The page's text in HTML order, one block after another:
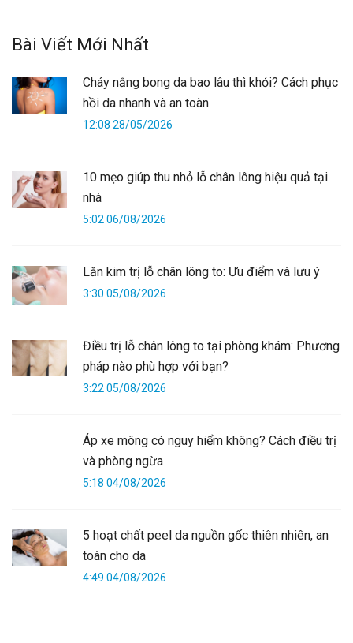
Bài Viết Mới Nhất
Cháy nắng bong da bao lâu thì khỏi? Cách phục
hồi da nhanh và an toàn
12:08 28/05/2026
10 mẹo giúp thu nhỏ lỗ chân lông hiệu quả tại
nhà
5:02 06/08/2026
Lăn kim trị lỗ chân lông to: Ưu điểm và lưu ý
3:30 05/08/2026
Điều trị lỗ chân lông to tại phòng khám: Phương
pháp nào phù hợp với bạn?
3:22 05/08/2026
Áp xe mông có nguy hiểm không? Cách điều trị
và phòng ngừa
5:18 04/08/2026
5 hoạt chất peel da nguồn gốc thiên nhiên, an
toàn cho da
4:49 04/08/2026